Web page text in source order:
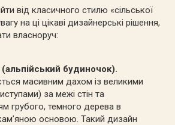
від класичного стилю «сільської
на ці цікаві дизайнерські рішення,
власноруч:
будиночок).
масивним дахом із великими
за межі стін та
грубого, темного дерева в
основою. Такий дизайн